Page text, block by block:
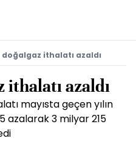
doğalgaz ithalatı azaldı
ithalatı azaldı
mayısta geçen yılın
azalarak 3 milyar 215